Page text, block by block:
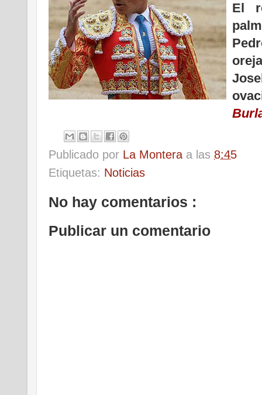
El
Publicado por La Montera a las 8:45
Etiquetas: Noticias
No hay comentarios :
Publicar un comentario